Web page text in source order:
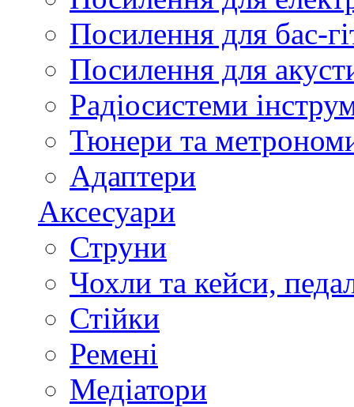
Посилення для бас-
Посилення для
Радіосистеми
Тюнери та
Адаптери
Аксесуари
Струни
Чохли та кейси,
Стійки
Ремені
Медіатори